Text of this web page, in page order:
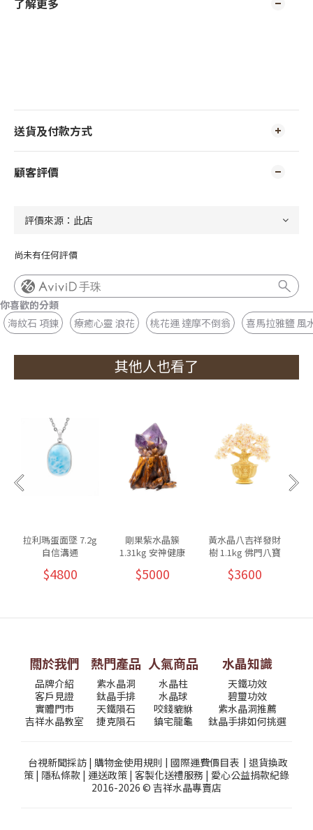
送貨及付款方式
顧客評價
尚未有任何評價
手珠
你喜歡的分類
海紋石 項鍊
療癒心靈 浪花 桃花運 達摩不倒翁 喜馬拉雅鹽 風
其他人也看了
拉利瑪蛋面墜 7.2g
自信溝通
$4800
剛果紫水晶簇
1.31kg 安神健康
$5000
黃水晶八吉祥發財
樹 1.1kg 佛門八寶
$3600
關於我們
品牌介紹
客戶見證
實體門市
吉祥水晶教室
熱門產品
紫水晶洞
鈦晶手排
天鐵隕石
捷克隕石
人氣商品
水晶柱
水晶球
咬錢貔貅
鎮宅龍龜
水晶知識
天鐵功效
碧璽功效
紫水晶洞推薦
鈦晶手排如何挑選
台視新聞採訪| 購物金使用規則 | 國際運費價目表| 退貨換政
策 | 隱私條款 | 運送政策 | 客製化送禮服務 | 愛心公益捐款紀錄
2016-2026 © 吉祥水晶專賣店